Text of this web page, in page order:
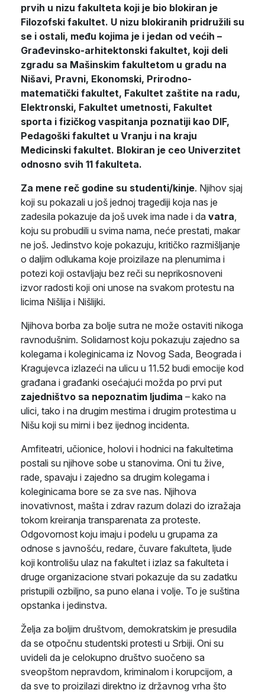
prvih u nizu fakulteta koji je bio blokiran je
Filozofski fakultet. U nizu blokiranih pridružili su
se i ostali, među kojima je i jedan od većih –
Građevinsko-arhitektonski fakultet, koji deli
zgradu sa Mašinskim fakultetom u gradu na
Nišavi, Pravni, Ekonomski, Prirodno-
matematički fakultet, Fakultet zaštite na radu,
Elektronski, Fakultet umetnosti, Fakultet
sporta i fizičkog vaspitanja poznatiji kao DIF,
Pedagoški fakultet u Vranju i na kraju
Medicinski fakultet. Blokiran je ceo Univerzitet
odnosno svih 11 fakulteta.
Za mene reč godine su studenti/kinje. Njihov sjaj
koji su pokazali u još jednoj tragediji koja nas je
zadesila pokazuje da još uvek ima nade i da vatra
koju su probudili u svima nama, neće prestati, makar
ne još. Jedinstvo koje pokazuju, kritičko razmišljanje
o daljim odlukama koje proizilaze na plenumima i
potezi koji ostavljaju bez reči su neprikosnoveni
izvor radosti koji oni unose na svakom protestu na
licima Nišlija i Nišlijki.
Njihova borba za bolje sutra ne može ostaviti nikoga
ravnodušnim. Solidarnost koju pokazuju zajedno sa
kolegama i koleginicama iz Novog Sada, Beograda i
Kragujevca izlazeći na ulicu u 11.52 budi emocije kod
građana i građanki osećajući možda po prvi put
zajedništvo sa nepoznatim ljudima – kako na
ulici, tako i na drugim mestima i drugim protestima u
Nišu koji su mirni i bez ijednog incidenta.
Amfiteatri, učionice, holovi i hodnici na fakultetima
postali su njihove sobe u stanovima. Oni tu žive,
rade, spavaju i zajedno sa drugim kolegama i
koleginicama bore se za sve nas. Njihova
inovativnost, mašta i zdrav razum dolazi do izražaja
tokom kreiranja transparenata za proteste.
Odgovornost koju imaju i podelu u grupama za
odnose s javnošću, redare, čuvare fakulteta, ljude
koji kontrolišu ulaz na fakultet i izlaz sa fakulteta i
druge organizacione stvari pokazuje da su zadatku
pristupili ozbiljno, sa puno elana i volje. To je suština
opstanka i jedinstva.
Želja za boljim društvom, demokratskim je presudila
da se otpočnu studentski protesti u Srbiji. Oni su
uvideli da je celokupno društvo suočeno sa
sveopštom nepravdom, kriminalom i korupcijom, a
da sve to proizilazi direktno iz državnog vrha što